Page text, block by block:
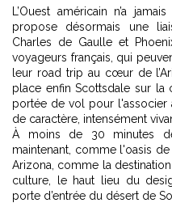
L’Ouest américain n’a
propose désormais une
Charles de Gaulle et
voyageurs français, qui
leur road trip au cœur de
place enfin Scottsdale sur la
portée de vol pour l'associer
de caractère, intensément
À moins de 30 minutes de
maintenant, comme l'oasis
Arizona, comme la
culture, le haut lieu du
porte d’entrée du désert de